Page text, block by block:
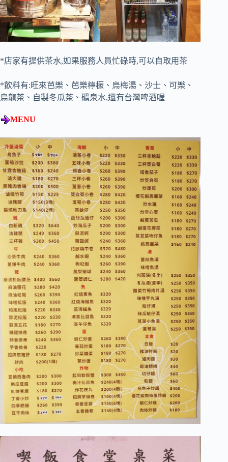
*店家有提供茶水,如果服務人員忙碌時,可以自取用茶
*飲料有:旺來芭樂、芭樂檸檬、烏梅湯、沙士、可樂、
烏龍茶、自製冬瓜茶、礦泉水,還有台灣啤酒喔
MENU